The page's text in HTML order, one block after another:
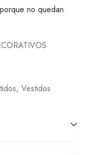
no quedan
, Vestidos